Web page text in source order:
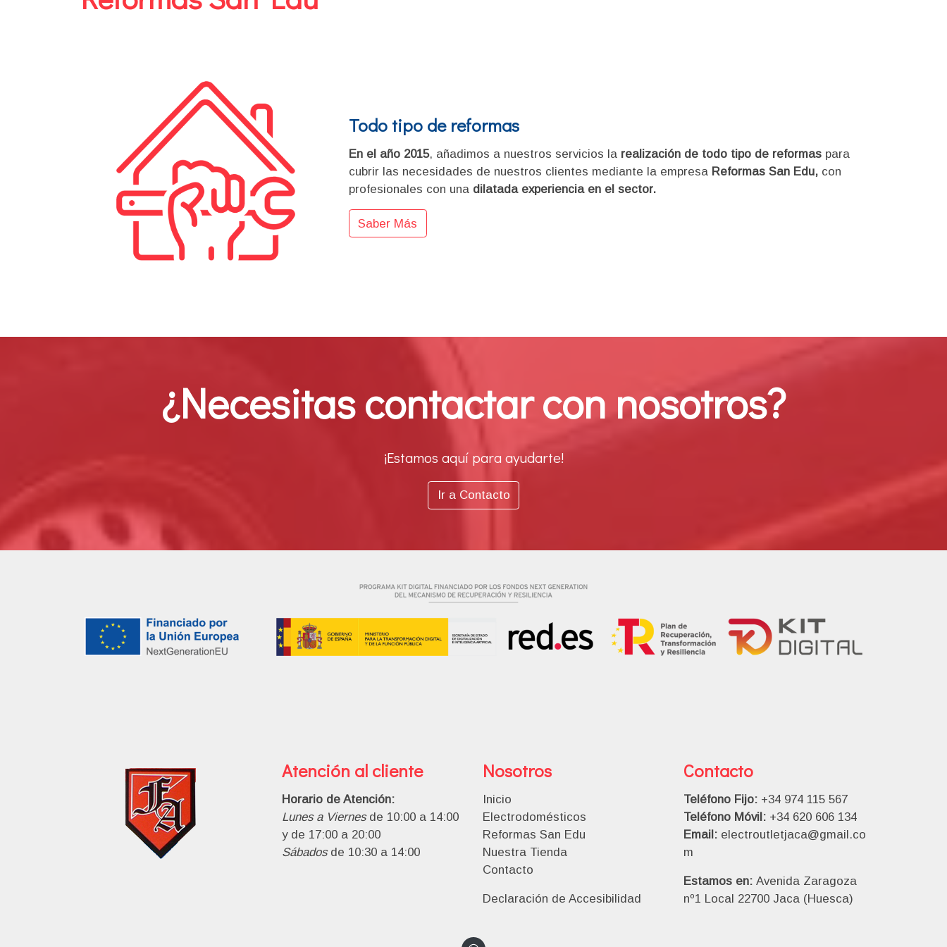
Todo tipo de reformas
En el año 2015, añadimos a nuestros servicios la realización de todo tipo de reformaspara
cubrir las necesidades de nuestros clientes mediante la empresa Reformas San Edu,con
profesionales con una dilatada experiencia en el sector.
Saber Más
¿Necesitas contactar con nosotros?
¡Estamos aquí para ayudarte!
Ir a Contacto
Atención al cliente
Horario de Atención:
Lunes a Viernesde 10:00 a 14:00
y de 17:00 a 20:00
Sábadosde 10:30 a 14:00
Nosotros
Inicio
Electrodomésticos
Reformas San Edu
Nuestra Tienda
Contacto
Declaración de Accesibilidad
Contacto
Teléfono Fijo: +34 974 115 567
Teléfono Móvil:+34 620 606 134
Email: electroutletjaca@gmail.co
m
Estamos en: Avenida Zaragoza
nº1 Local 22700 Jaca (Huesca)